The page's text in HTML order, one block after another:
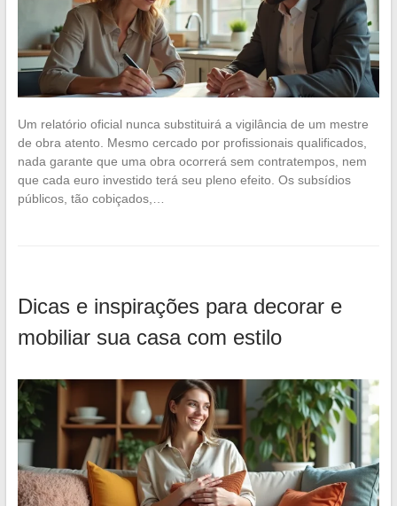
Um relatório oficial nunca substituirá a vigilância de um mestre
de obra atento. Mesmo cercado por profissionais qualificados,
nada garante que uma obra ocorrerá sem contratempos, nem
que cada euro investido terá seu pleno efeito. Os subsídios
públicos, tão cobiçados,…
Dicas e inspirações para decorar e
mobiliar sua casa com estilo